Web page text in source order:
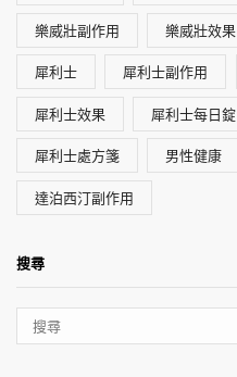
樂威壯副作用 樂威壯效果
犀利士 犀利士副作用
犀利士效果 犀利士每日錠
犀利士處方箋 男性健康
達泊西汀副作用
搜尋